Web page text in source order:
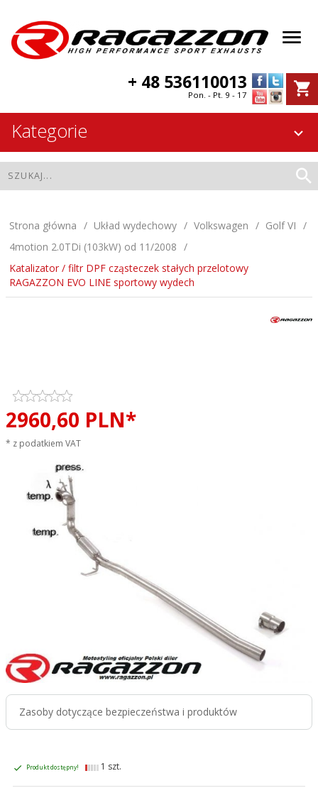
+ 48 536110013
Pon. - Pt. 9 - 17
Kategorie
Strona główna Układ wydechowy Volkswagen
Golf VI
4motion 2.0TDi (103kW) od 11/2008
Katalizator / filtr DPF cząsteczek stałych przelotowy
RAGAZZON EVO LINE sportowy wydech
2960,60 PLN*
* z podatkiem VAT
Zasoby dotyczące bezpieczeństwa i produktów
Produkt dostępny! 1 szt.